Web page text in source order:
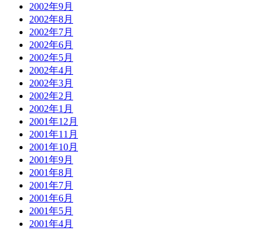
2002年9月
2002年8月
2002年7月
2002年6月
2002年5月
2002年4月
2002年3月
2002年2月
2002年1月
2001年12月
2001年11月
2001年10月
2001年9月
2001年8月
2001年7月
2001年6月
2001年5月
2001年4月